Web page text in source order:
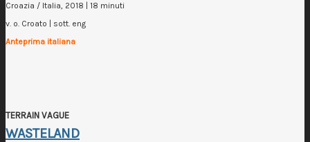
Croazia / Italia, 2018 | 18 minuti
v. o. Croato | sott. eng
Anteprima italiana
TERRAIN VAGUE
WASTELAND